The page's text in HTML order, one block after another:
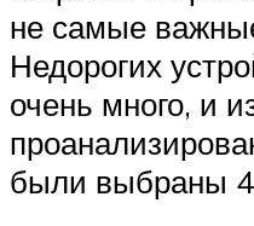
не самые
Недорогих
очень много, и
были выбраны